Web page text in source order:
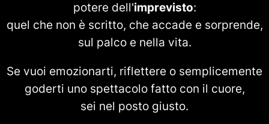
potere dell'imprevisto:
quel che non è scritto, che accade e sorprende,
sul palco e nella vita.
Se vuoi emozionarti, riflettere o semplicemente
goderti uno spettacolo fatto con il cuore,
sei nel posto giusto.